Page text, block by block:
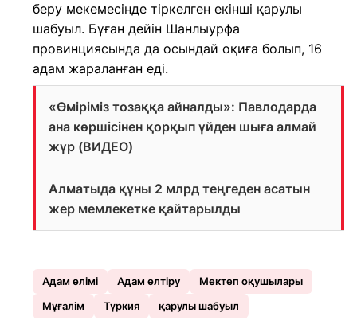
беру мекемесінде тіркелген екінші қарулы
шабуыл. Бұған дейін Шанлыурфа
провинциясында да осындай оқиға болып, 16
адам жараланған еді.
«Өміріміз тозаққа айналды»: Павлодарда
ана көршісінен қорқып үйден шыға алмай
жүр (ВИДЕО)
Алматыда құны 2 млрд теңгеден асатын
жер мемлекетке қайтарылды
Адам өлімі Адам өлтіру
Мектеп оқушылары
Мұғалім
Түркия қарулы шабуыл